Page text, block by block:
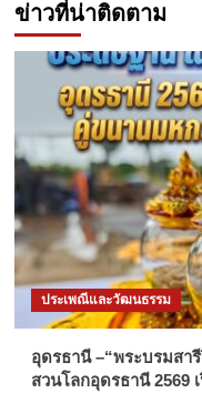
ข่าวที่น่าติดตาม
ประเพณีและวัฒนธรรม
อุดรธานี –“พระบรมส
สวนโลกอุดรธานี